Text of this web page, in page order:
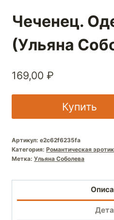
Чеченец.
(Ульяна
169,00 ₽
Купить
Артикул: e2c62f6235fa
Категория: Романтическая
Метка: Ульяна Соболева